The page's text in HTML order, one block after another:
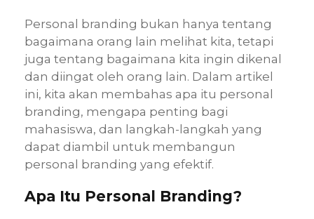
Personal branding bukan hanya tentang
bagaimana orang lain melihat kita, tetapi
juga tentang bagaimana kita ingin dikenal
dan diingat oleh orang lain. Dalam artikel
ini, kita akan membahas apa itu personal
branding, mengapa penting bagi
mahasiswa, dan langkah-langkah yang
dapat diambil untuk membangun
personal branding yang efektif.
Apa Itu Personal Branding?